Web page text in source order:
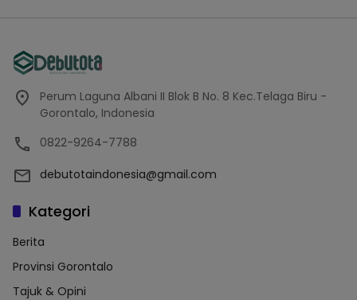
Perum Laguna Albani II Blok B No. 8 Kec.Telaga Biru -
Gorontalo, Indonesia
0822-9264-7788
debutotaindonesia@gmail.com
Kategori
Berita
Provinsi Gorontalo
Tajuk & Opini